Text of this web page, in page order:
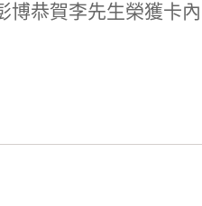
博恭賀李先生榮獲卡內